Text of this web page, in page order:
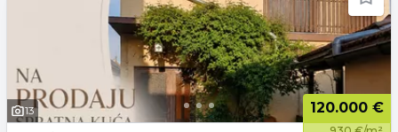
13 120.000 €